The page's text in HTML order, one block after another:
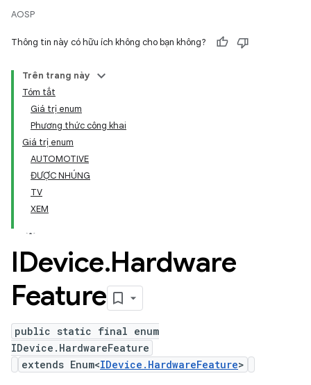
AOSP
Thông tin này có hữu ích không cho bạn không?
Trên trang này
Tóm tắt
Giá trị enum
Phương thức công khai
Giá trị enum
AUTOMOTIVE
ĐƯỢC NHÚNG
TV
XEM
IDevice.Hardware
Feature
public static final enum
IDevice.HardwareFeature
extends Enum<IDevice.HardwareFeature>